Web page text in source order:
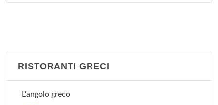
RISTORANTI GRECI
L'angolo greco